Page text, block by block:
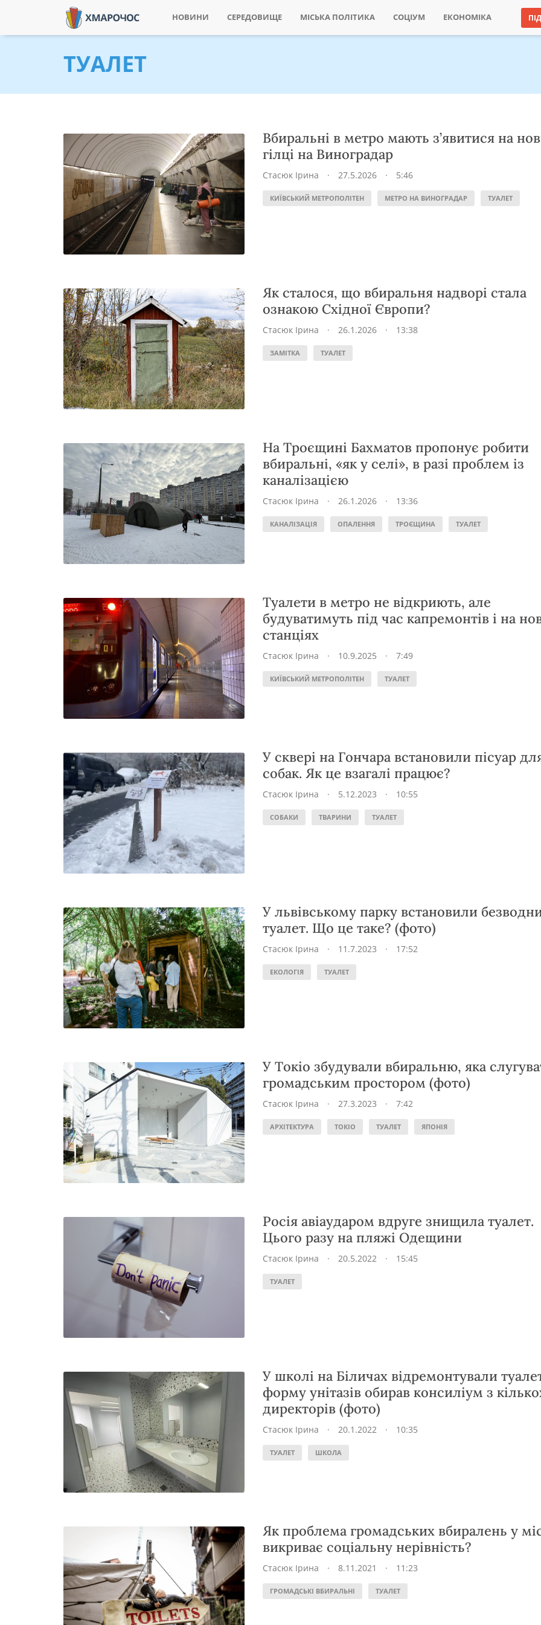
НОВИНИ СЕРЕДОВИЩЕ МІСЬКА ПОЛІТИКА СОЦІУМ ЕКОНОМІКА
ТУАЛЕТ
Вбиральні в метро мають з’явитися на
гілці на Виноградар
Стасюк Ірина · 27.5.2026 · 5:46
КИЇВСЬКИЙ МЕТРОПОЛІТЕН МЕТРО НА ВИНОГРАДАР ТУАЛЕТ
Як сталося, що вбиральня надворі стала
ознакою Східної Європи?
Стасюк Ірина · 26.1.2026 · 13:38
ЗАМІТКА ТУАЛЕТ
На Троєщині Бахматов пропонує робити
вбиральні, «як у селі», в разі проблем із
каналізацією
Стасюк Ірина · 26.1.2026 · 13:36
КАНАЛІЗАЦІЯ ОПАЛЕННЯ ТРОЄЩИНА ТУАЛЕТ
Туалети в метро не відкриють, але
будуватимуть під час капремонтів і на
станціях
Стасюк Ірина · 10.9.2025 · 7:49
КИЇВСЬКИЙ МЕТРОПОЛІТЕН ТУАЛЕТ
У сквері на Гончара встановили пісуар
собак. Як це взагалі працює?
Стасюк Ірина · 5.12.2023 · 10:55
СОБАКИ ТВАРИНИ ТУАЛЕТ
У львівському парку встановили
туалет. Що це таке? (фото)
Стасюк Ірина · 11.7.2023 · 17:52
ЕКОЛОГІЯ ТУАЛЕТ
У Токіо збудували вбиральню, яка
громадським простором (фото)
Стасюк Ірина · 27.3.2023 · 7:42
АРХІТЕКТУРА ТОКІО ТУАЛЕТ ЯПОНІЯ
Росія авіаударом вдруге знищила туалет.
Цього разу на пляжі Одещини
Стасюк Ірина · 20.5.2022 · 15:45
ТУАЛЕТ
У школі на Біличах відремонтували
форму унітазів обирав консиліум з
директорів (фото)
Стасюк Ірина · 20.1.2022 · 10:35
ТУАЛЕТ ШКОЛА
Як проблема громадських вбиралень у
викриває соціальну нерівність?
Стасюк Ірина · 8.11.2021 · 11:23
ГРОМАДСЬКІ ВБИРАЛЬНІ ТУАЛЕТ